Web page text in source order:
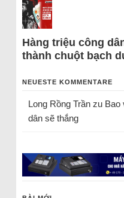
Hàng triệu công
thành chuột bạch
NEUESTE KOMMENTARE
Long Rồng Trầnzu Bao
dân sẽ thắng